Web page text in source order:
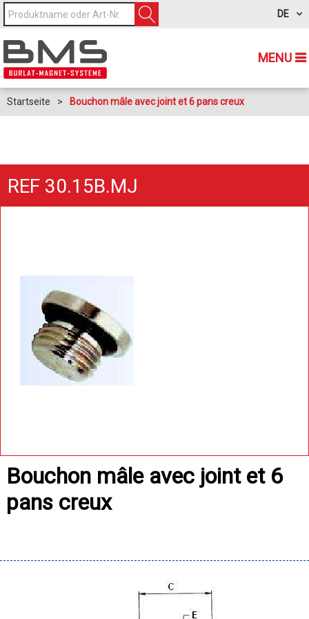
MENU
DE
Startseite > Bouchon mâle avec joint et 6 pans creux
REF 30.15B.MJ
Bouchon mâle avec joint et 6
pans creux